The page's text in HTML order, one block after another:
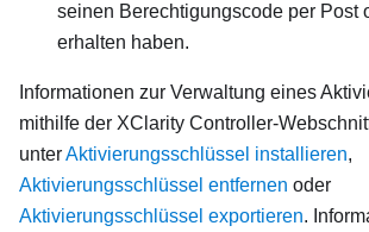
seinen Berechtigungscode per Post
erhalten haben.
Informationen zur Verwaltung eines
mithilfe der XClarity Controller-
unterAktivierungsschlüssel installieren,
Aktivierungsschlüssel entfernen oder
Aktivierungsschlüssel exportieren.